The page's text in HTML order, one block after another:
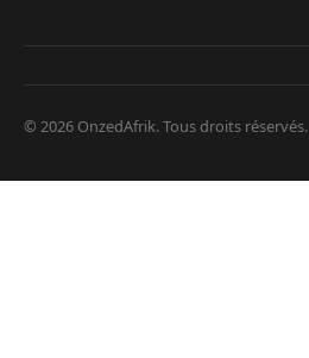
© 2026 OnzedAfrik. Tous droits réservés.